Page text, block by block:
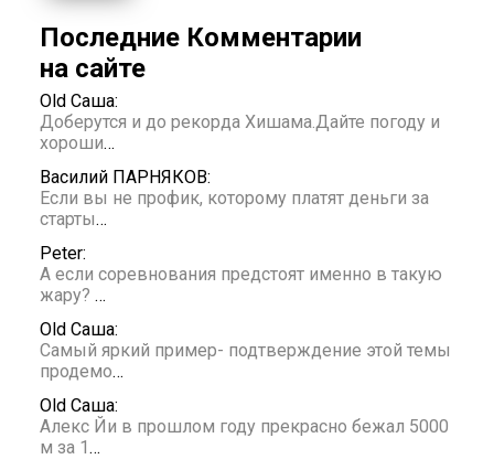
Последние Комментарии
на сайте
Old Саша:
Доберутся и до рекорда Хишама.Дайте погоду и
хороши…
Василий ПАРНЯКОВ:
Если вы не профик, которому платят деньги за
старты…
Peter:
А если соревнования предстоят именно в такую
жару? …
Old Саша:
Самый яркий пример- подтверждение этой темы
продемо…
Old Саша:
Алекс Йи в прошлом году прекрасно бежал 5000
м за 1…